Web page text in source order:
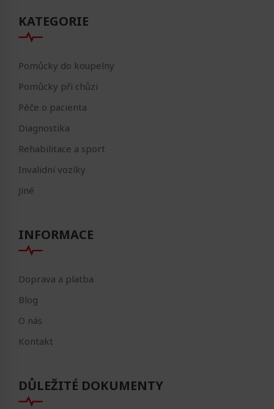
KATEGORIE
Pomůcky do koupelny
Pomůcky při chůzi
Péče o pacienta
Diagnostika
Rehabilitace a sport
Invalidní vozíky
Jiné
INFORMACE
Doprava a platba
Blog
O nás
Kontakt
DŮLEŽITÉ DOKUMENTY